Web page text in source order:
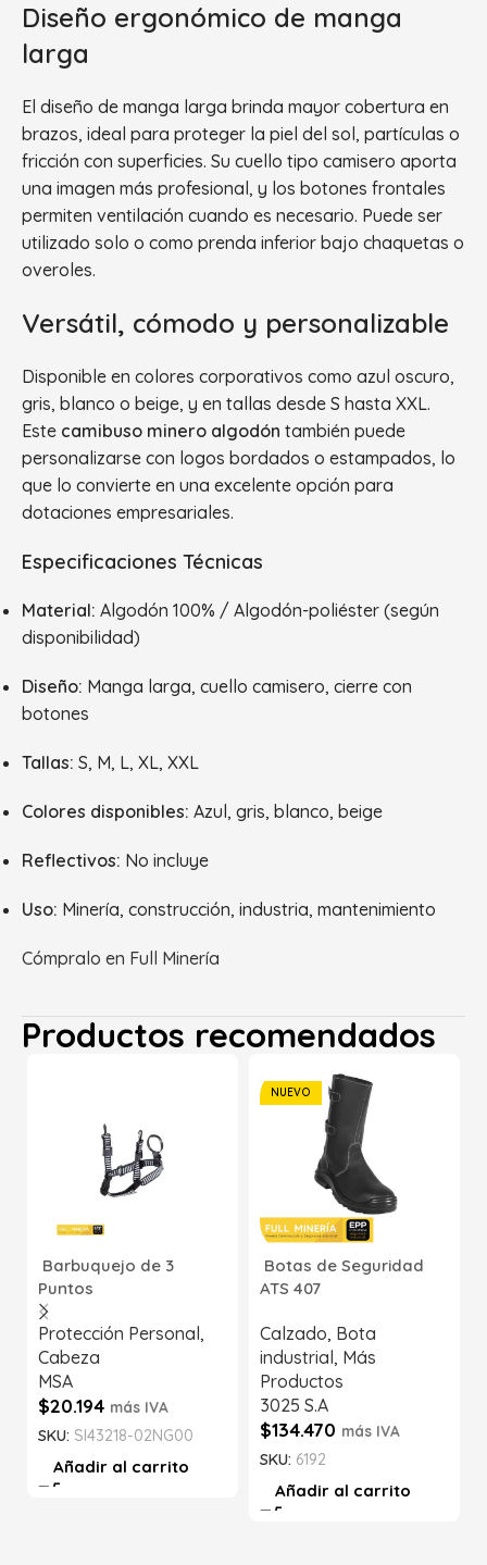
Diseño ergonómico de manga
larga
El diseño de manga larga brinda mayor cobertura en
brazos, ideal para proteger la piel del sol, partículas o
fricción con superficies. Su cuello tipo camisero aporta
una imagen más profesional, y los botones frontales
permiten ventilación cuando es necesario. Puede ser
utilizado solo o como prenda inferior bajo chaquetas o
overoles.
Versátil, cómodo y personalizable
Disponible en colores corporativos como azul oscuro,
gris, blanco o beige, y en tallas desde S hasta XXL.
Este camibuso minero algodón también puede
personalizarse con logos bordados o estampados, lo
que lo convierte en una excelente opción para
dotaciones empresariales.
Especificaciones Técnicas
Material: Algodón 100% / Algodón-poliéster (según
disponibilidad)
Diseño: Manga larga, cuello camisero, cierre con
botones
Tallas: S, M, L, XL, XXL
Colores disponibles: Azul, gris, blanco, beige
Reflectivos: No incluye
Uso: Minería, construcción, industria, mantenimiento
Cómpralo en Full Minería
Productos recomendados
Barbuquejo de 3
Puntos
Protección Personal,
Cabeza
MSA
$20.194 más IVA
SKU: SI43218-02NG00
Añadir al carrito
NUEVO
Botas de Seguridad
ATS 407
Calzado, Bota
industrial, Más
Productos
3025 S.A
$134.470 más IVA
SKU: 6192
Añadir al carrito